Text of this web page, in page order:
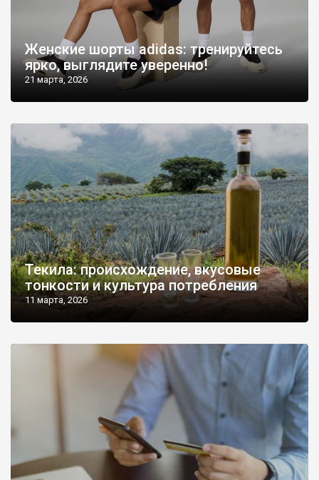
Женские шорты adidas: тренируйтесь
ярко, выглядите уверенно!
21 марта, 2026
Текила: происхождение, вкусовые
тонкости и культура потребления
11 марта, 2026